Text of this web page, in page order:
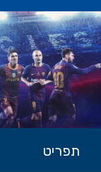
תפריט